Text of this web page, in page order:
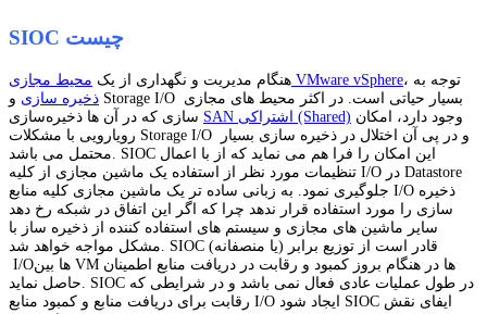
SIOC چیست
هنگام مدیریت و نگهداری از یک محیط مجازی VMware vSphere
، توجه به
ذخیره سازی و Storage I/O بسیار حیاتی است. در اکثر محیط ‌های مجازی‌
SAN اشتراکی (Shared)
رویارویی با مشکلات Storage I/O و در پی آن اختلال در ذخیره سازی بسیار
محتمل می باشد. SIOC این امکان را فرا هم می نماید که از با اعمال
تنظیمات مورد نظر از استفاده یک ماشین مجازی از کلیه I/O در Datastore
جلوگیری نمود. به زبانی ساده تر یک ماشین مجازی کلیه منابع I/O ذخیره
سازی را مورد استفاده قرار ندهد چرا که اگر این اتفاق در شبکه رخ دهد
سایر ماشین های مجازی و سیستم های استفاده کننده از ذخیره ساز با
مشکل مواجه خواهد شد. SIOC قادر است از توزیع برابر (یا منصفانه)
I/Oها بین VM ها در هنگام بروز کمبود و رقابت در دریافت منابع اطمینان
حاصل نماید. SIOC در طول عملیات عادی فعال نمی باشد و در شرایطی که
رقابت برای دریافت منابع و کمبود منابع I/O ایجاد شود SIOC ایفای نقش